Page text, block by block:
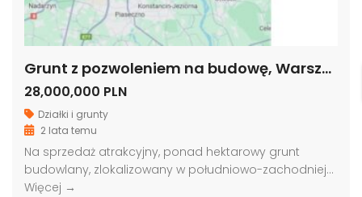
Grunt z pozwoleniem na budowę, Warszawa
28,000,000 PLN
Działki i grunty
2 lata temu
Na sprzedaż atrakcyjny, ponad hektarowy grunt
budowlany, zlokalizowany w południowo-zachodniej…
Więcej →